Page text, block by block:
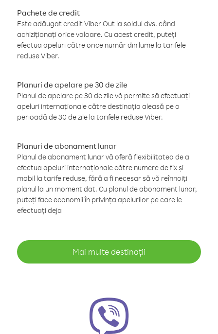
Pachete de credit
Este adăugat credit Viber Out la soldul dvs. când
achiziționați orice valoare. Cu acest credit, puteți
efectua apeluri către orice număr din lume la tarifele
reduse Viber.
Planuri de apelare pe 30 de zile
Planul de apelare pe 30 de zile vă permite să efectuați
apeluri internaționale către destinația aleasă pe o
perioadă de 30 de zile la tarifele reduse Viber.
Planuri de abonament lunar
Planul de abonament lunar vă oferă flexibilitatea de a
efectua apeluri internaționale către numere de fix și
mobil la tarife reduse, fără a fi necesar să vă reînnoiți
planul la un moment dat. Cu planul de abonament lunar,
puteți face economii în privința apelurilor pe care le
efectuați deja
Mai multe destinații